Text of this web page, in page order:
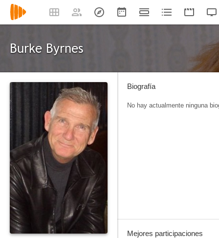
Burke Byrnes
Biografía
No hay actualmente ninguna
Mejores participaciones